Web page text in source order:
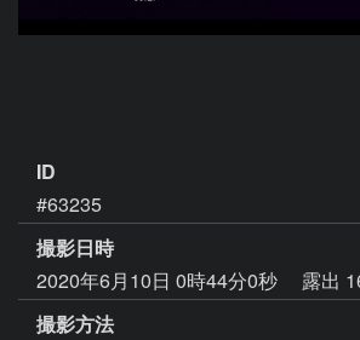
ID
#63235
撮影日時
2020年6月10日 0時44分0秒
露出
撮影方法